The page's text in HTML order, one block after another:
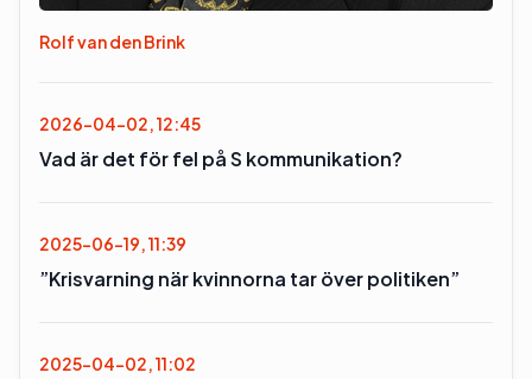
Rolf van den Brink
2026-04-02, 12:45
Vad är det för fel på S kommunikation?
2025-06-19, 11:39
”Krisvarning när kvinnorna tar över politiken”
2025-04-02, 11:02